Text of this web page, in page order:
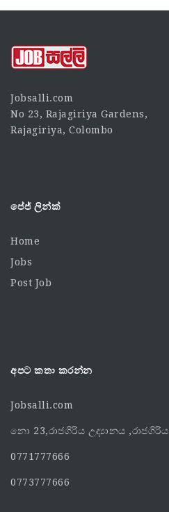
Jobsalli.com
No 23, Rajagiriya Gardens,
Rajagiriya, Colombo
පේජ් ලින්ක්
Home
Jobs
Post Job
අපට කතා කරන්න
Jobsalli.com
නො 23,රාජගිරිය උද්‍යානය ,රාජගිරිය
0771777666
0773777666